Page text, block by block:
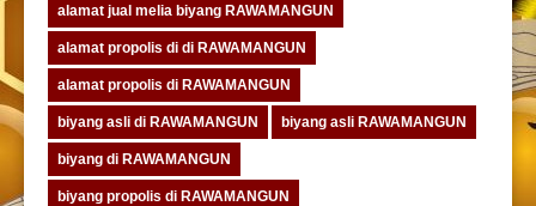
alamat jual melia biyang RAWAMANGUN
alamat propolis di di RAWAMANGUN
alamat propolis di RAWAMANGUN
biyang asli di RAWAMANGUN biyang asli RAWAMANGUN
biyang di RAWAMANGUN
biyang propolis di RAWAMANGUN